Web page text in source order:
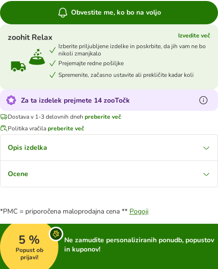
Obvestite me, ko bo na voljo
zoohit Relax
Izvedite več
Izberite priljubljene izdelke in poskrbite, da jih vam ne bo
nikoli zmanjkalo
Prejemajte redne pošiljke
Spremenite, začasno ustavite ali prekličite kadar koli
Za ta izdelek prejmete 14 zooTočk
Dostava v 1-3 delovnih dneh preberite več
Politika vračilapreberite več
Opis izdelka
Ocene
*PMC = priporočena maloprodajna cena ** Pogoji
5 %
Popust ob
prijavi!
Ne zamudite personaliziranih ponudb, popustov
in kuponov!